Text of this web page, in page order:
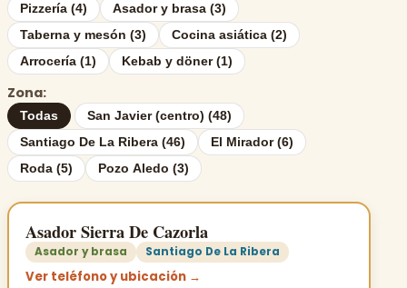
Pizzería (4)
Asador y brasa (3)
Taberna y mesón (3)
Cocina asiática (2)
Arrocería (1)
Kebab y döner (1)
Zona:
Todas
San Javier (centro) (48)
Santiago De La Ribera (46)
El Mirador (6)
Roda (5)
Pozo Aledo (3)
Asador Sierra De Cazorla
Asador y brasa Santiago De La Ribera
Ver teléfono y ubicación →